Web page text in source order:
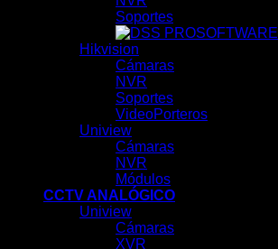
Soportes
SOFTWARE
Hikvision
Cámaras
NVR
Soportes
VideoPorteros
Uniview
Cámaras
NVR
Módulos
CCTV ANALÓGICO
Uniview
Cámaras
XVR